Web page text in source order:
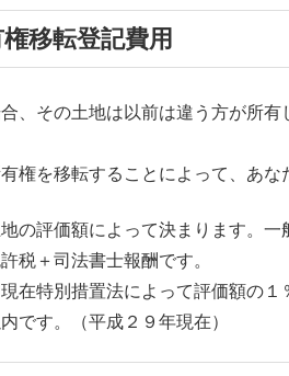
移転登記費用
、その土地は以前は違う方が所
権を移転することによって、あな
の評価額によって決まります。
税＋司法書士報酬です。
在特別措置法によって評価額の
です。（平成２９年現在）